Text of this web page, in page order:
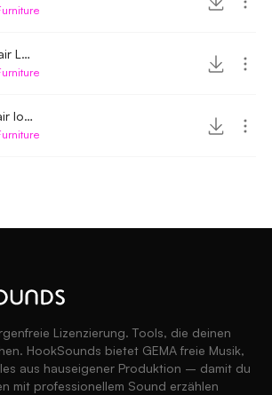
Rocking Chair Loud Creak 2
Rocking chair loud creak
Lizenzierung. Tools, die deinen
HookSounds bietet GEMA freie Musik,
aus hauseigener Produktion – damit du
mit professionellem Sound erzählen